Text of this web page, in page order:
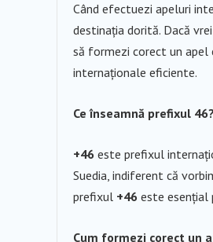
Când efectuezi apeluri
destinația dorită. Dacă
să formezi corect un apel
internaționale eficiente.
Ce înseamnă prefixul 46?
+46 este prefixul
Suedia, indiferent că
prefixul +46 este esențial
Cum formezi corect un